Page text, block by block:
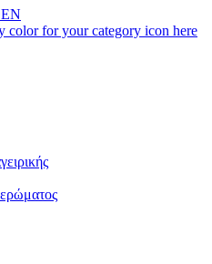
color for your category icon here